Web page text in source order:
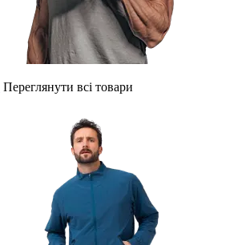
Переглянути всі товари